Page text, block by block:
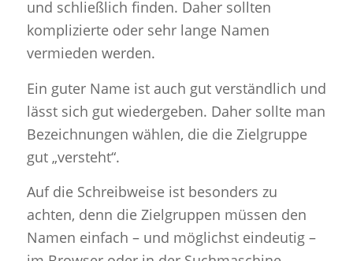
und schließlich finden. Daher sollten
komplizierte oder sehr lange Namen
vermieden werden.
Ein guter Name ist auch gut verständlich und
lässt sich gut wiedergeben. Daher sollte man
Bezeichnungen wählen, die die Zielgruppe
gut „versteht“.
Auf die Schreibweise ist besonders zu
achten, denn die Zielgruppen müssen den
Namen einfach – und möglichst eindeutig –